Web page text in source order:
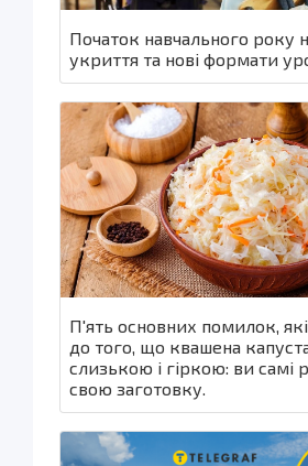
Початок навчального року
укриття та нові формати
П'ять основних помилок,
до того, що квашена
слизькою і гіркою: ви самі
свою заготовку.